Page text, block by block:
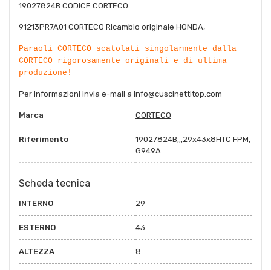
19027824B CODICE CORTECO
91213PR7A01 CORTECO Ricambio originale HONDA,
Paraoli CORTECO scatolati singolarmente dalla
CORTECO rigorosamente originali e di ultima
produzione!
Per informazioni invia e-mail a info@cuscinettitop.com
Marca CORTECO
Riferimento
19027824B,,,29x43x8HTC FPM,
G949A
Scheda tecnica
INTERNO 29
ESTERNO 43
ALTEZZA 8